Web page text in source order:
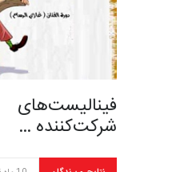
فینالیست‌های
شرکت‌کننده …